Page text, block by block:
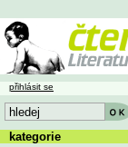
přihlásit se
kategorie